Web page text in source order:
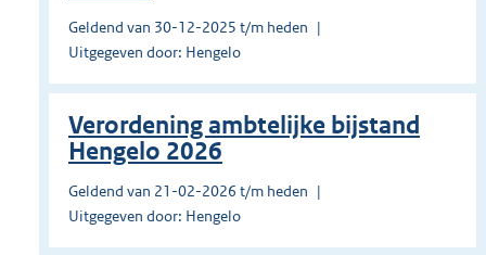
Geldend van 30-12-2025 t/m heden
Uitgegeven door: Hengelo
Verordening ambtelijke bijstand
Hengelo 2026
Geldend van 21-02-2026 t/m heden
Uitgegeven door: Hengelo